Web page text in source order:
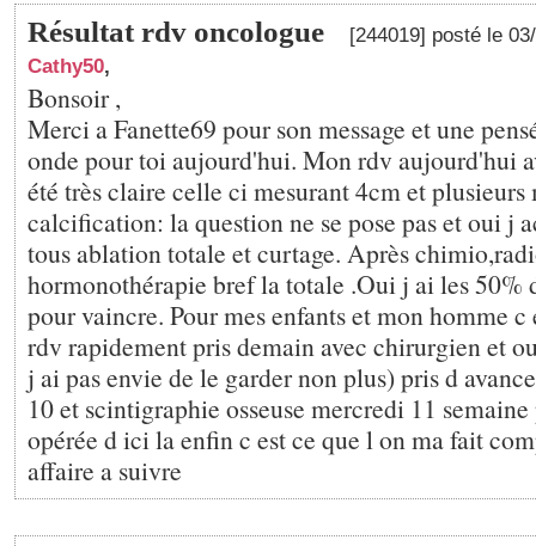
Résultat rdv oncologue
[244019] posté le
Cathy50,
Bonsoir ,
Merci a Fanette69 pour son message et une
onde pour toi aujourd'hui. Mon rdv aujourd'hui
été très claire celle ci mesurant 4cm et plusieurs
calcification: la question ne se pose pas et oui j
tous ablation totale et curtage. Après
hormonothérapie bref la totale .Oui j ai les 50%
pour vaincre. Pour mes enfants et mon homme c
rdv rapidement pris demain avec chirurgien et
j ai pas envie de le garder non plus) pris d
10 et scintigraphie osseuse mercredi 11
opérée d ici la enfin c est ce que l on ma fait
affaire a suivre